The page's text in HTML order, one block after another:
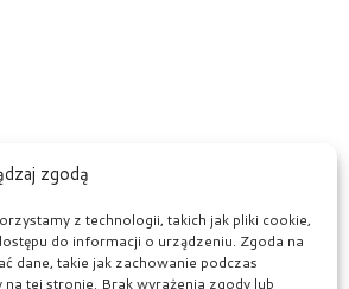
zgodą
z technologii, takich jak pliki cookie,
do informacji o urządzeniu. Zgoda na
dane, takie jak zachowanie podczas
tej stronie. Brak wyrażenia zgody lub